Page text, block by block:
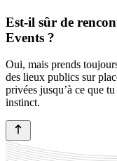
Est-il sûr de
Events ?
Oui, mais prends
des lieux publics sur
privées jusqu’à ce que
instinct.